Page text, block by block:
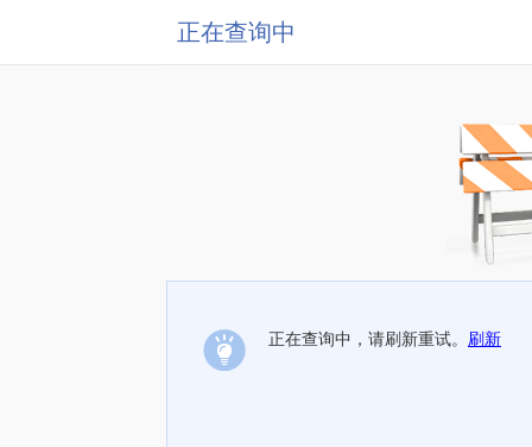
正在查询中
正在查询中，请刷新重试。 刷新